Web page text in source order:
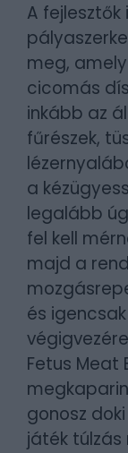
A
meg,
cicomás
inkább az
fűrészek,
a
legalább
fel kell
majd a
és
Fetus Meat
gonosz
játék túlzás